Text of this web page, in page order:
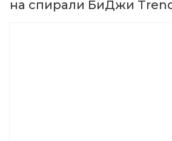
на спирали БиДжи